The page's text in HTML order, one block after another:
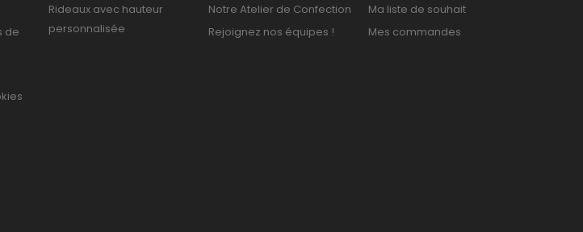
de
Rideaux avec hauteur
personnalisée
Notre Atelier de Confection
Rejoignez nos équipes !
Ma liste de souhait
Mes commandes